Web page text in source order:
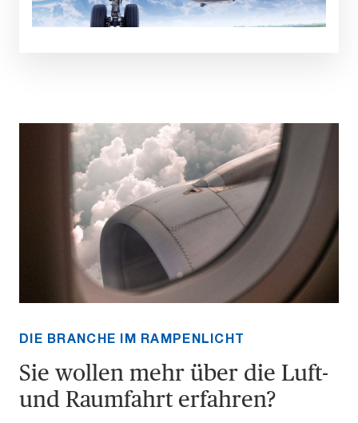
DIE BRANCHE IM RAMPENLICHT
Sie wollen mehr über die Luft-
und Raumfahrt erfahren?